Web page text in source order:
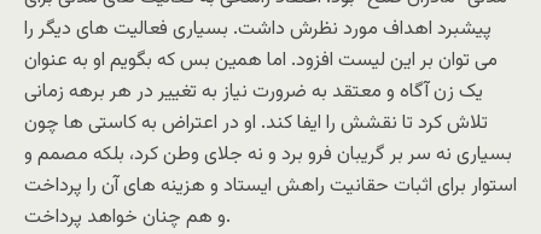
پیشبرد اهداف مورد نظرش داشت. بسیاری فعالیت های دیگر را
می توان بر این لیست افزود. اما همین بس که بگویم او به عنوان
یک زن آگاه و معتقد به ضرورت نیاز به تغییر در هر برهه زمانی
تلاش کرد تا نقشش را ایفا کند. او در اعتراض به کاستی ها چون
بسیاری نه سر بر گریبان فرو برد و نه جلای وطن کرد، بلکه مصمم و
استوار برای اثبات حقانیت راهش ایستاد و هزینه های آن را پرداخت
و هم چنان خواهد پرداخت.